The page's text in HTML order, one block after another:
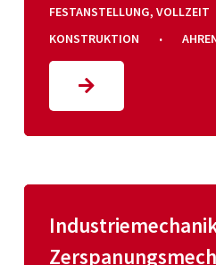
FESTANSTELLUNG, VOLLZEIT
KONSTRUKTION ·